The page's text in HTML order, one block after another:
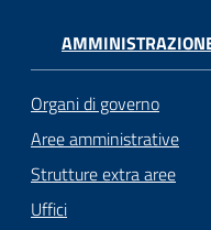
Organi di governo
Aree amministrative
Strutture extra aree
Uffici